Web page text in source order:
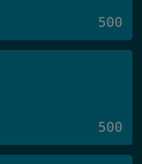
500
500